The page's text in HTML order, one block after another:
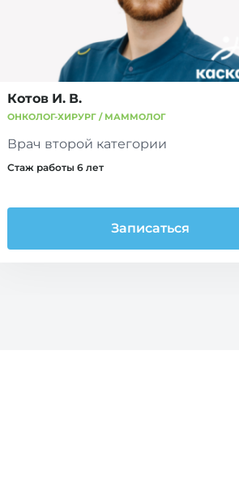
Котов И. В.
ОНКОЛОГ-ХИРУРГ / МАММОЛОГ
Врач второй категории
Стаж работы 6 лет
Записаться
и злокачественных